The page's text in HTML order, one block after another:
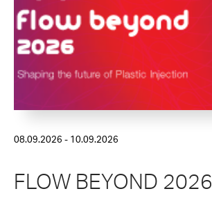
08.09.2026 - 10.09.2026
FLOW BEYOND 2026